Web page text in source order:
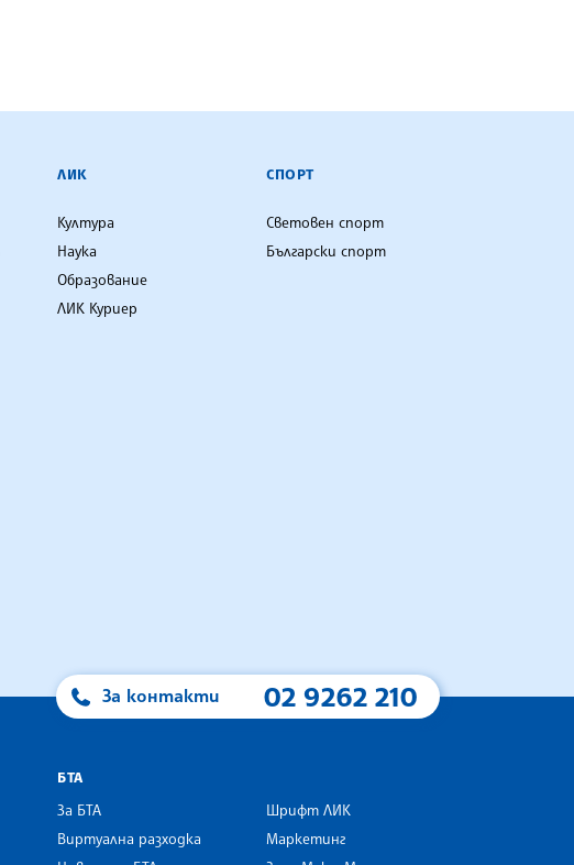
ЛИК
Култура
Наука
Образование
ЛИК Куриер
СПОРТ
Световен спорт
Български спорт
За контакти 02 9262 210
БТА
За БТА
Виртуална разходка
Шрифт ЛИК
Маркетинг